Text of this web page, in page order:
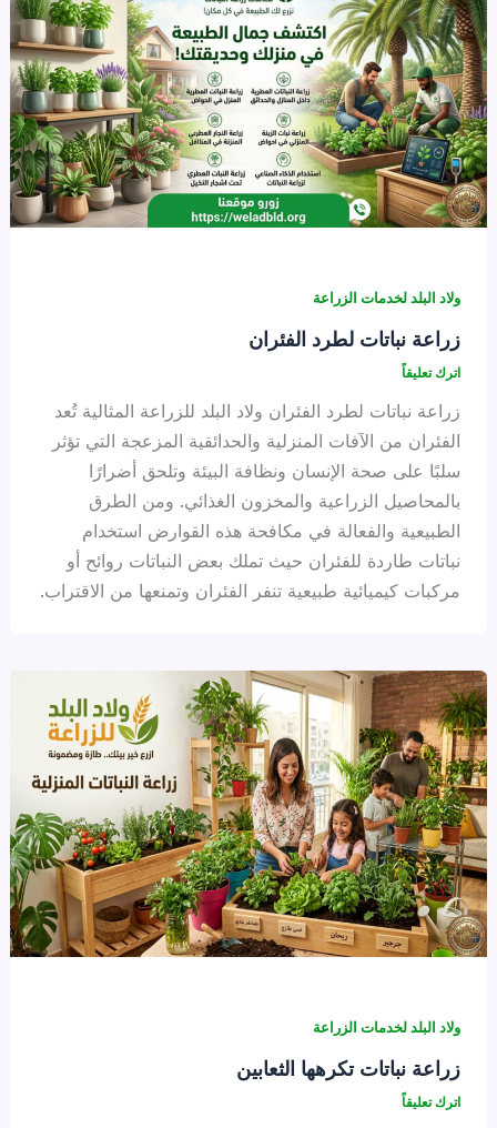
ولاد البلد لخدمات الزراعة
زراعة نباتات لطرد الفئران
اترك تعليقاً
زراعة نباتات لطرد الفئران ولاد البلد للزراعة المثالية تُعد
الفئران من الآفات المنزلية والحدائقية المزعجة التي تؤثر
سلبًا على صحة الإنسان ونظافة البيئة وتلحق أضرارًا
بالمحاصيل الزراعية والمخزون الغذائي. ومن الطرق
الطبيعية والفعالة في مكافحة هذه القوارض استخدام
نباتات طاردة للفئران حيث تملك بعض النباتات روائح أو
مركبات كيميائية طبيعية تنفر الفئران وتمنعها من الاقتراب.
ولاد البلد لخدمات الزراعة
زراعة نباتات تكرهها الثعابين
اترك تعليقاً